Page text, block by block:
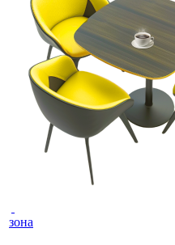
зона